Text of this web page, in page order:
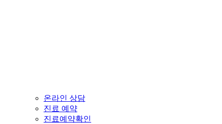
온라인 상담
진료 예약
진료예약확인